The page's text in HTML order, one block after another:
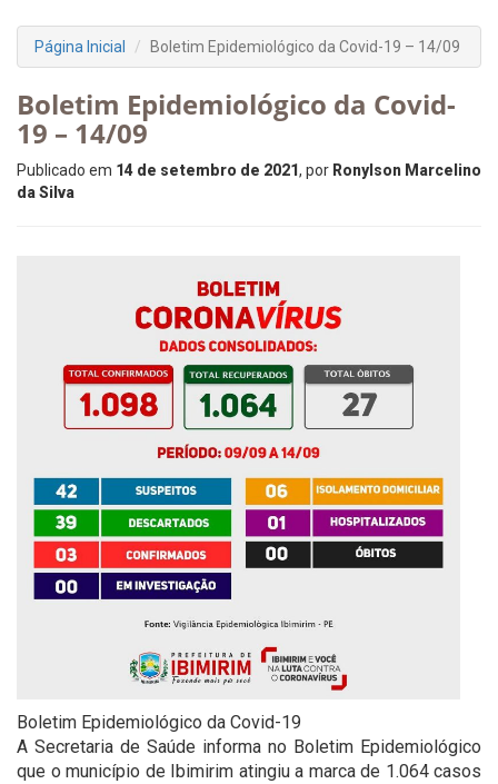
Página Inicial Boletim Epidemiológico da Covid-19 – 14/09
Boletim Epidemiológico da Covid-
19 – 14/09
Publicado em 14 de setembro de 2021, por Ronylson Marcelino
da Silva
Boletim Epidemiológico da Covid-19
A Secretaria de Saúde informa no Boletim Epidemiológico
que o município de Ibimirim atingiu a marca de 1.064 casos